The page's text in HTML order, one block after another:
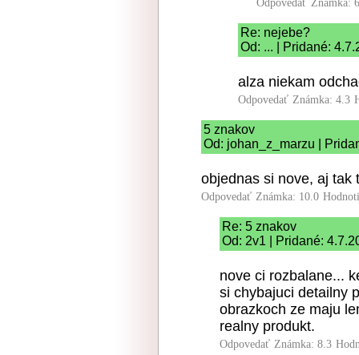
Odpovedať Známka:
Re: nejebe?
Od: ... | Pridané:
alza niekam
Odpovedať Známka: 4.3
5 znakov
Od: johan_z_marzu |
objednas si nove, aj tak
Odpovedať Známka: 10.0
Re: 5 znakov
Od: 2v1 | Pridané:
nove ci rozbalane...
si chybajuci detailny
obrazkoch ze maju
realny produkt.
Odpovedať Známka: 8.3